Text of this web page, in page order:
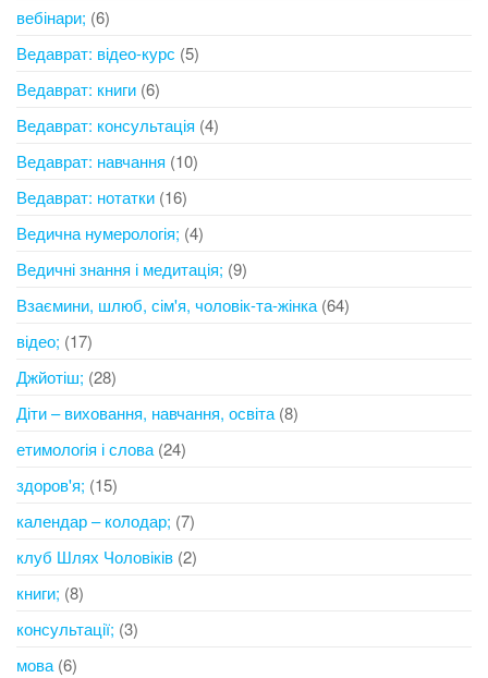
вебінари; (6)
Ведаврат: відео-курс (5)
Ведаврат: книги (6)
Ведаврат: консультація (4)
Ведаврат: навчання (10)
Ведаврат: нотатки (16)
Ведична нумерологія; (4)
Ведичні знання і медитація; (9)
Взаємини, шлюб, сім'я, чоловік-та-жінка (64)
відео; (17)
Джйотіш; (28)
Діти – виховання, навчання, освіта (8)
етимологія і слова (24)
здоров'я; (15)
календар – колодар; (7)
клуб Шлях Чоловіків (2)
книги; (8)
консультації; (3)
мова (6)